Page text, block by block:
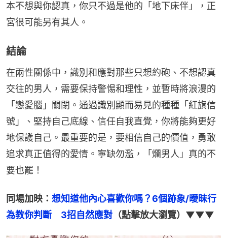
本不想與你認真，你只不過是他的「地下床伴」，正
宮很可能另有其人。
結論
在兩性關係中，識別和應對那些只想約砲、不想認真
交往的男人，需要保持警惕和理性，並暫時將浪漫的
「戀愛腦」關閉。通過識別顯而易見的種種「紅旗信
號」、堅持自己底線、信任自我直覺，你將能夠更好
地保護自己。最重要的是，要相信自己的價值，勇敢
追求真正值得的愛情。寧缺勿濫，「爛男人」真的不
要也罷！
同場加映： 想知道他內心喜歡你嗎？6個跡象/曖昧行
為教你判斷　3招自然應對 （點擊放大瀏覽）▼▼▼